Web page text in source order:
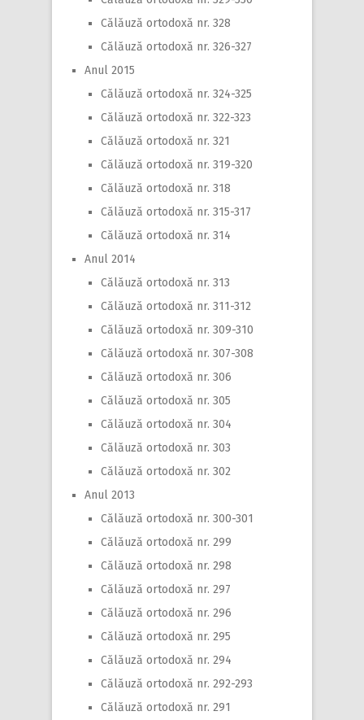
Călăuză ortodoxă nr. 328
Călăuză ortodoxă nr. 326-327
Anul 2015
Călăuză ortodoxă nr. 324-325
Călăuză ortodoxă nr. 322-323
Călăuză ortodoxă nr. 321
Călăuză ortodoxă nr. 319-320
Călăuză ortodoxă nr. 318
Călăuză ortodoxă nr. 315-317
Călăuză ortodoxă nr. 314
Anul 2014
Călăuză ortodoxă nr. 313
Călăuză ortodoxă nr. 311-312
Călăuză ortodoxă nr. 309-310
Călăuză ortodoxă nr. 307-308
Călăuză ortodoxă nr. 306
Călăuză ortodoxă nr. 305
Călăuză ortodoxă nr. 304
Călăuză ortodoxă nr. 303
Călăuză ortodoxă nr. 302
Anul 2013
Călăuză ortodoxă nr. 300-301
Călăuză ortodoxă nr. 299
Călăuză ortodoxă nr. 298
Călăuză ortodoxă nr. 297
Călăuză ortodoxă nr. 296
Călăuză ortodoxă nr. 295
Călăuză ortodoxă nr. 294
Călăuză ortodoxă nr. 292-293
Călăuză ortodoxă nr. 291